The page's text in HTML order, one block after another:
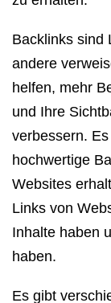
Backlinks sind
andere
helfen, mehr
und Ihre
verbessern.
hochwertige
Websites
Links von
Inhalte haben
haben.
Es gibt